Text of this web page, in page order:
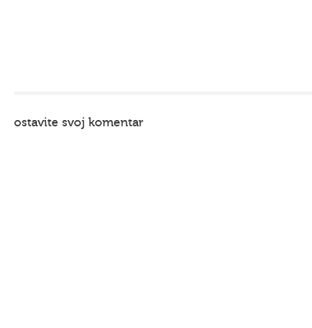
ostavite svoj komentar